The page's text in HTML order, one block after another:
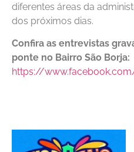
diferentes áreas da
dos próximos dias.
Confira as entrevistas
ponte no Bairro São Borja:
https://